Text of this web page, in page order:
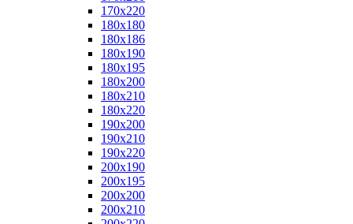
170x220
180x180
180x186
180x190
180x195
180x200
180x210
180x220
190x200
190x210
190x220
200x190
200x195
200x200
200x210